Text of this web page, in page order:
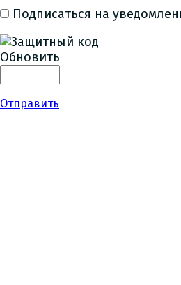
Подписаться на
Обновить
Отправить